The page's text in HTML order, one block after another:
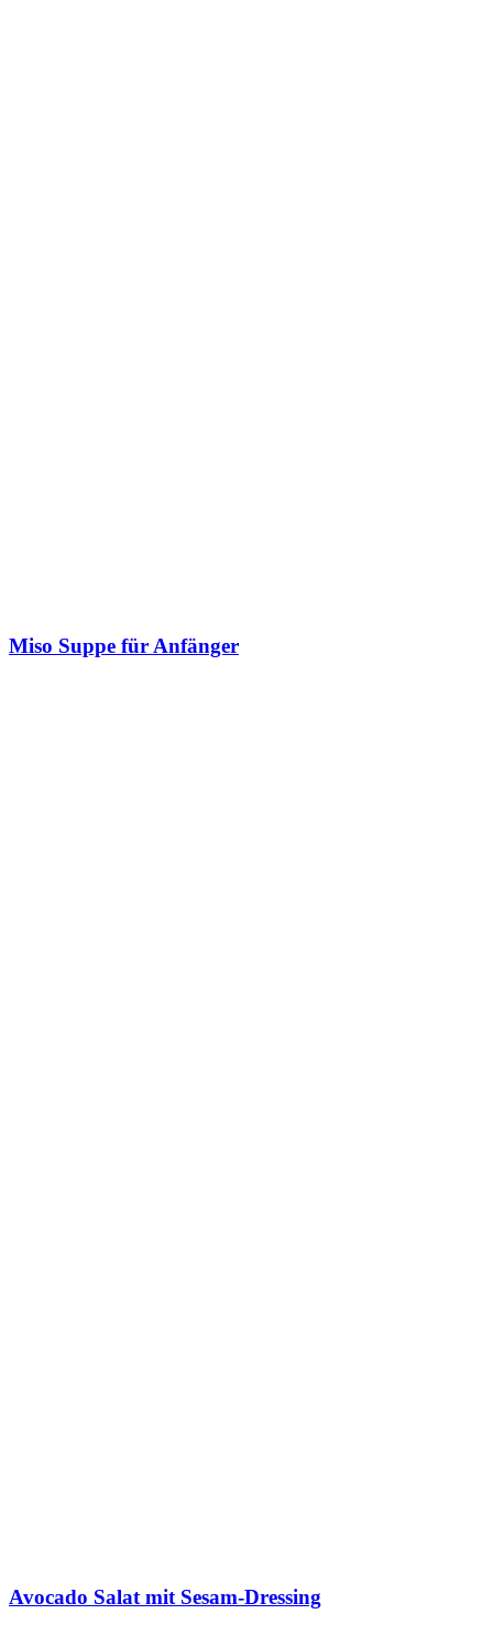
Miso Suppe für Anfänger
Avocado Salat mit Sesam-Dressing